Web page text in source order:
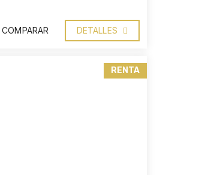
COMPARAR DETALLES
RENTA